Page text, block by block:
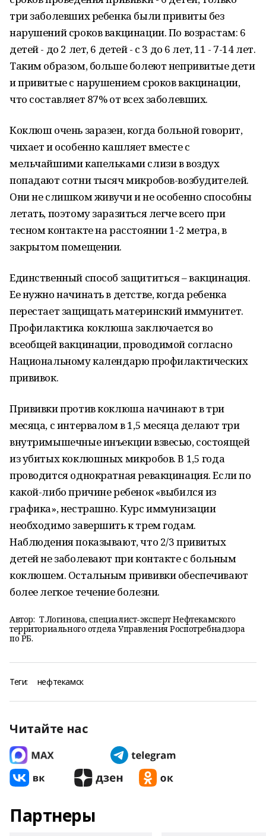
три заболевших ребенка были привиты без
нарушений сроков вакцинации. По возрастам: 6
детей - до 2 лет, 6 детей - с 3 до 6 лет, 11 - 7-14 лет.
Таким образом, больше болеют непривитые дети
и привитые с нарушением сроков вакцинации,
что составляет 87% от всех заболевших.
Коклюш очень заразен, когда больной говорит,
чихает и особенно кашляет вместе с
мельчайшими капельками слизи в воздух
попадают сотни тысяч микробов-возбудителей.
Они не слишком живучи и не особенно способны
летать, поэтому заразиться легче всего при
тесном контакте на расстоянии 1-2 метра, в
закрытом помещении.
Единственный способ защититься – вакцинация.
Ее нужно начинать в детстве, когда ребенка
перестает защищать материнский иммунитет.
Профилактика коклюша заключается во
всеобщей вакцинации, проводимой согласно
Национальному календарю профилактических
прививок.
Прививки против коклюша начинают в три
месяца, с интервалом в 1,5 месяца делают три
внутримышечные инъекции взвесью, состоящей
из убитых коклюшных микробов. В 1,5 года
проводится однократная ревакцинация. Если по
какой-либо причине ребенок «выбился из
графика», нестрашно. Курс иммунизации
необходимо завершить к трем годам.
Наблюдения показывают, что 2/3 привитых
детей не заболевают при контакте с больным
коклюшем. Остальным прививки обеспечивают
более легкое течение болезни.
Автор: Т.Логинова, специалист-эксперт Нефтекамского
территориального отдела Управления Роспотребнадзора
по РБ.
Теги: нефтекамск
Читайте нас
Партнеры